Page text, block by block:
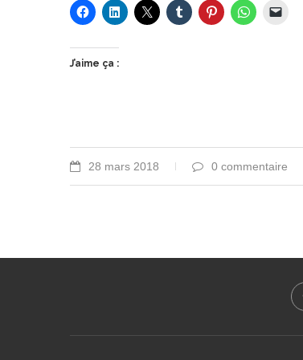
J’aime ça :
28 mars 2018 0 commentaire